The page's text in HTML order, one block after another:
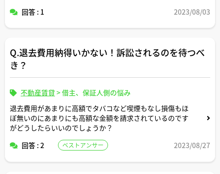
よろしくお願いいたします。
回答 : 1 2023/08/03
Q.退去費用納得いかない！訴訟されるのを待つべ
き？
不動産賃貸 >借主、保証人側の悩み
退去費用があまりに高額でタバコなど喫煙もなし損傷もほ
ぼ無いのにあまりにも高額な金額を請求されているのです
がどうしたらいいのでしょうか？
回答 : 2
ベストアンサー 2023/08/27